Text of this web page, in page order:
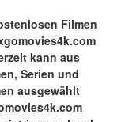
Filmen
kann aus
Serien und
ausgewählt